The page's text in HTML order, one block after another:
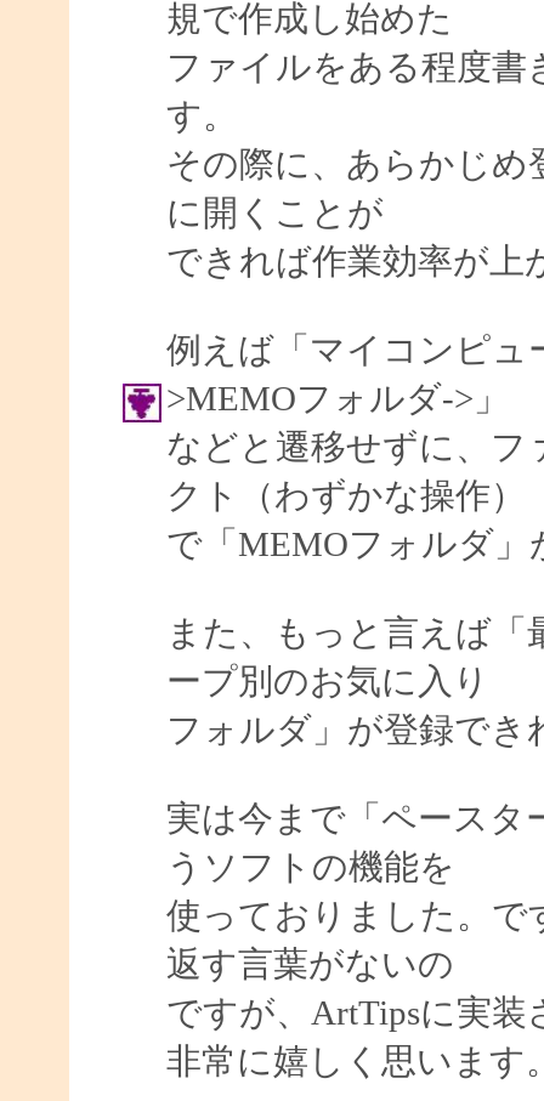
規で作成し始めた
ファイルをある程度書
す。
その際に、あらかじ
に開くことが
できれば作業効率が上
例えば「マイコンピュ
>MEMOフォルダ->」
などと遷移せずに、
クト（わずかな操作）
で「MEMOフォルダ
また、もっと言えば
ープ別のお気に入り
フォルダ」が登録で
実は今まで「ペースタ
うソフトの機能を
使っておりました。
返す言葉がないの
ですが、ArtTipsに実
非常に嬉しく思います